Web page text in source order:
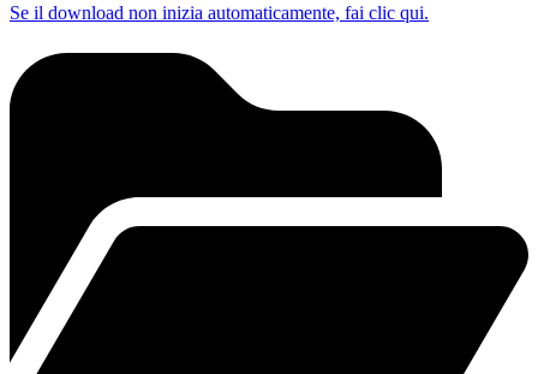
Se il download non inizia automaticamente, fai clic qui.